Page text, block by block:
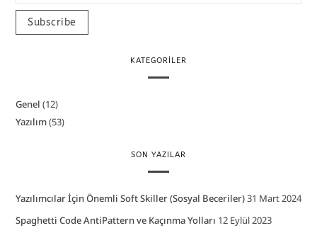
KATEGORILER
Genel (12)
Yazılım(53)
SON YAZILAR
Yazılımcılar İçin Önemli Soft Skiller (Sosyal Beceriler)31 Mart 2024
Spaghetti Code AntiPattern ve Kaçınma Yolları 12 Eylül 2023